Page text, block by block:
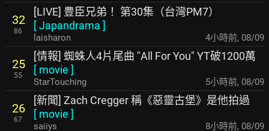
32
86
[LIVE] 豊臣兄弟！ 第30集（台灣PM7）
[Japandrama ]
laisharon 4小時前, 08/09
25
55
[情報] 蜘蛛人4片尾曲 "All For You" YT破1200萬
[ movie ]
StarTouching 5小時前, 08/09
26
67
[新聞] Zach Cregger 稱《惡靈古堡》是他拍過
[ movie ]
saiiys 8小時前, 08/09